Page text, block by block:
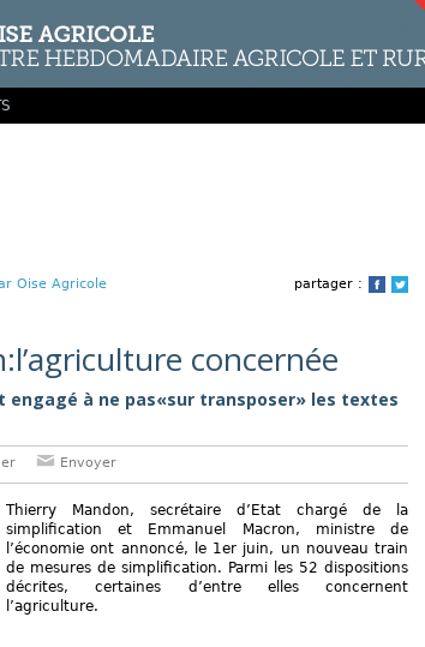
partager :
Oise Agricole
concernée
à ne pas«sur transposer» les textes
Envoyer
Thierry Mandon, secrétaire d’Etat chargé de la
simplification et Emmanuel Macron, ministre de
l’économie ont annoncé, le 1er juin, un nouveau train
de mesures de simplification. Parmi les 52 dispositions
décrites, certaines d’entre elles concernent
l’agriculture.